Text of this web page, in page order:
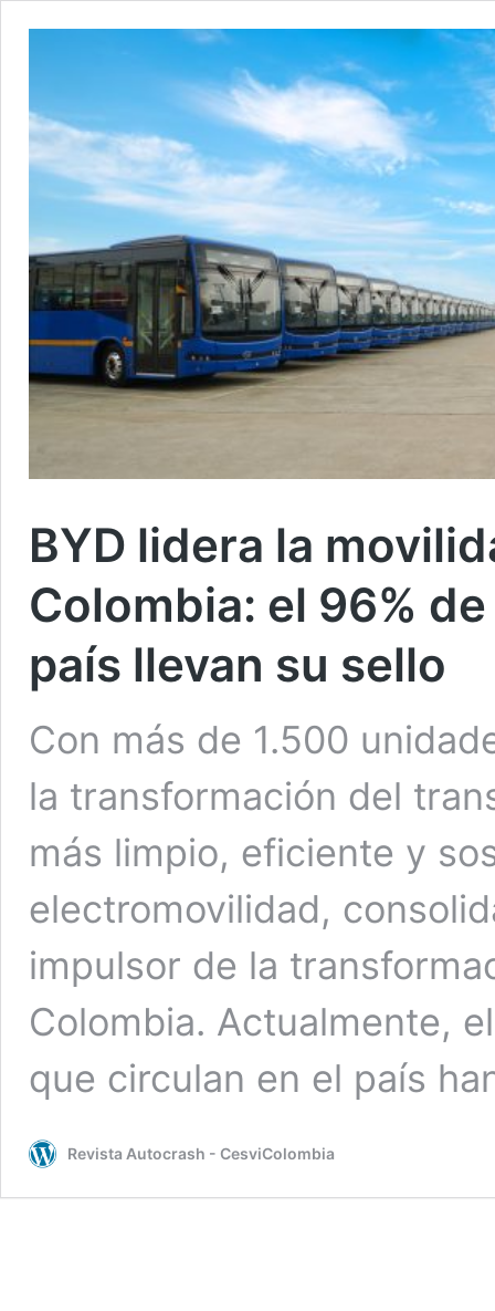
BYD lidera la
Colombia: el 96%
país llevan su sello
Con más de 1.500
la transformación del
más limpio, eficiente y
electromovilidad,
impulsor de la
Colombia. Actualmente,
que circulan en el país
Revista Autocrash - CesviColombia